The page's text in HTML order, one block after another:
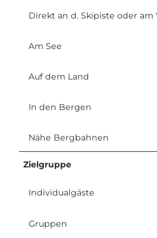
Direkt an d. Skipiste oder am
Am See
Auf dem Land
In den Bergen
Nähe Bergbahnen
Zielgruppe
Individualgäste
Gruppen